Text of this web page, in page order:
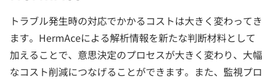
トラブル発生時の対応でかかるコストは大きく変わってき
ます。HermAceによる解析情報を新たな判断材料として
加えることで、意思決定のプロセスが大きく変わり、大幅
なコスト削減につなげることができます。また、監視プロ